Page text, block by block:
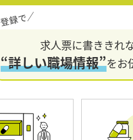
求人票に書ききれ
“詳しい職場情報”をお